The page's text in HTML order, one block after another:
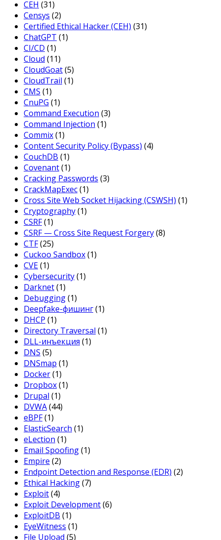
CEH (31)
Censys (2)
Certified Ethical Hacker (CEH) (31)
ChatGPT (1)
CI/CD (1)
Cloud (11)
CloudGoat(5)
CloudTrail (1)
CMS (1)
CnuPG (1)
Command Execution (3)
Command Injection (1)
Commix(1)
Content Security Policy (Bypass) (4)
CouchDB (1)
Covenant(1)
Cracking Passwords (3)
CrackMapExec(1)
Cross Site Web Socket Hijacking (CSWSH) (1)
Cryptography(1)
CSRF(1)
CSRF — Cross Site Request Forgery(8)
CTF(25)
Cuckoo Sandbox(1)
CVE(1)
Cybersecurity(1)
Darknet(1)
Debugging(1)
Deepfake-фишинг(1)
DHCP (1)
Directory Traversal (1)
DLL-инъекция (1)
DNS (5)
DNSmap (1)
Docker(1)
Dropbox(1)
Drupal (1)
DVWA(44)
eBPF(1)
ElasticSearch (1)
eLection (1)
Email Spoofing(1)
Empire (2)
Endpoint Detection and Response (EDR) (2)
Ethical Hacking(7)
Exploit(4)
Exploit Development(6)
ExploitDB (1)
EyeWitness (1)
File Upload (5)